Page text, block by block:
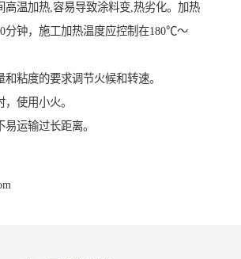
温加热,容易导致涂料变,热劣化。加热
分钟，施工加热温度应控制在180℃～
粘度的要求调节火候和转速。
使用小火。
运输过长距离。